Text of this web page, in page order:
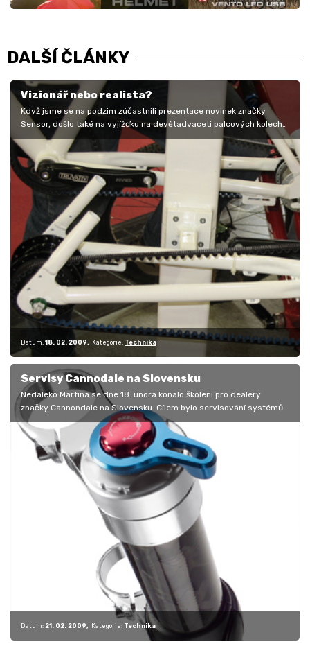
DALŠÍ ČLÁNKY
Vizionář nebo realista?
Když jsme se na podzim zúčastnili prezentace novinek značky
Sensor, došlo také na vyjížďku na devětadvaceti palcových kolech
Niner. Během…
Datum: 18. 02. 2009 Kategorie: Technika
Servisy Cannodale na Slovensku
Nedaleko Martina se dne 18. února konalo školení pro dealery
značky Cannondale na Slovensku. Cílem bylo servisování systémů
pružení Lefty a…
Datum: 21. 02. 2009 Kategorie: Technika